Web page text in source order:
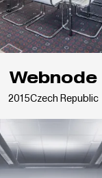
Webnode
2015Czech Republic